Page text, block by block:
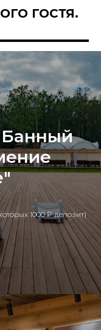
ГОСТЯ.
1000 ₽ депозит)